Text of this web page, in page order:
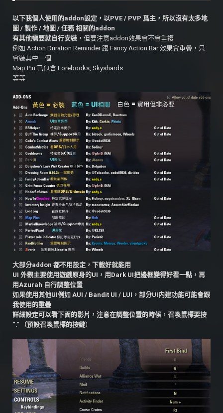
以下我個人使用的addon設定，以PVE / PVP 爲主，所以沒有太多地
圖 / 製作 / 地圖 / 任務 相關的addon
有其他需要就自行安裝 ，但要注意addon效果會不會重複
例如 Action Duration Reminder 跟 Fancy Action Bar 效果會重曡，只
會裝其中一個
Map Pin 已包含 Lorebooks, Skyshards
等等
大部分addon 都不用設定，下載好就能用
UI 外觀主要使用遊戲原身的UI，用Dark UI把邊框變得好看一點，再
用Azurah 自行調整位置
如果使用其他UI例如 AUI / Bandit UI / LUI，部分UI内建功能可能會跟
我使用的重曡
詳細設定可以看下面的影片，注意在調整位置的時候，召喚鼠標要按
“." （預設召喚鼠標的按鍵）